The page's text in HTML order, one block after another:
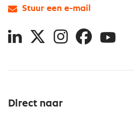
Direct naar
Stuur een e-mail
LinkedIn
X InstagramFacebookYouTube